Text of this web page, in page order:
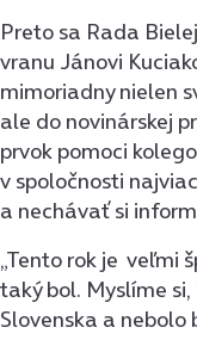
Preto sa Rada
vranu Jánovi
mimoriadny nielen
ale do novinárskej
prvok pomoci
v spoločnosti
a nechávať si
„Tento rok je veľmi
taký bol. Myslíme
Slovenska a nebolo